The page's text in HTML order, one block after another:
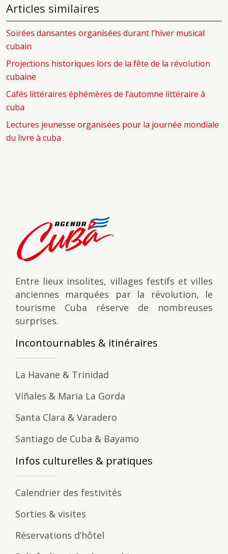
Articles similaires
Soirées dansantes organisées durant l’hiver musical
cubain
Projections historiques lors de la fête de la révolution
cubaine
Cafés littéraires éphémères de l’automne littéraire à
cuba
Lectures jeunesse organisées pour la journée mondiale
du livre à cuba
Entre lieux insolites, villages festifs et villes
anciennes marquées par la révolution, le
tourisme Cuba réserve de nombreuses
surprises.
Incontournables & itinéraires
La Havane & Trinidad
Viñales & Maria La Gorda
Santa Clara & Varadero
Santiago de Cuba & Bayamo
Infos culturelles & pratiques
Calendrier des festivités
Sorties & visites
Réservations d’hôtel